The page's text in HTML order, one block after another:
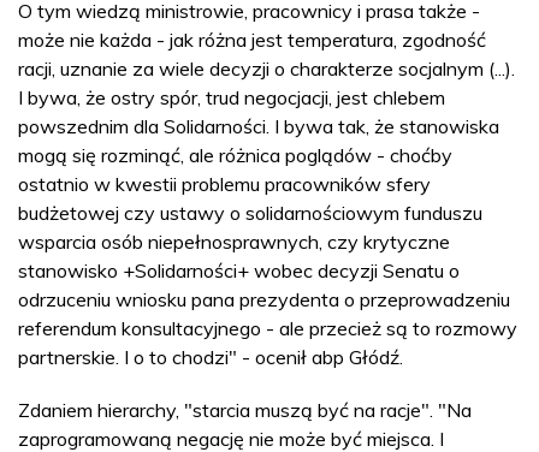
O tym wiedzą ministrowie, pracownicy i prasa także -
może nie każda - jak różna jest temperatura, zgodność
racji, uznanie za wiele decyzji o charakterze socjalnym (...).
I bywa, że ostry spór, trud negocjacji, jest chlebem
powszednim dla Solidarności. I bywa tak, że stanowiska
mogą się rozminąć, ale różnica poglądów - choćby
ostatnio w kwestii problemu pracowników sfery
budżetowej czy ustawy o solidarnościowym funduszu
wsparcia osób niepełnosprawnych, czy krytyczne
stanowisko +Solidarności+ wobec decyzji Senatu o
odrzuceniu wniosku pana prezydenta o przeprowadzeniu
referendum konsultacyjnego - ale przecież są to rozmowy
partnerskie. I o to chodzi" - ocenił abp Głódź.
Zdaniem hierarchy, "starcia muszą być na racje". "Na
zaprogramowaną negację nie może być miejsca. I